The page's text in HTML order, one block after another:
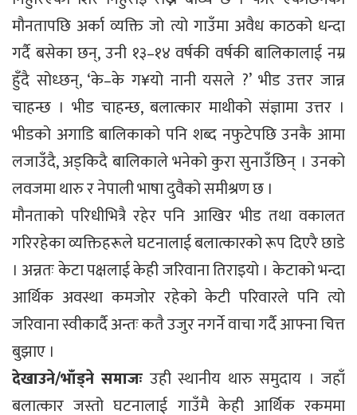
मौनतापछि अर्का व्यक्ति जो त्यो गाउँमा अवैध काठको धन्दा
गर्दै बसेका छन्, उनी १३–१४ वर्षकी वर्षकी बालिकालाई नम्र
हुँदै सोध्छन्, ‘के–के ग¥यो नानी यसले ?’ भीड उत्तर जान्न
चाहन्छ । भीड चाहन्छ, बलात्कार माथीको संज्ञामा उत्तर ।
भीडको अगाडि बालिकाको पनि शब्द नफुटेपछि उनकै आमा
लजाउँदै, अड्किदै बालिकाले भनेको कुरा सुनाउँछिन् । उनको
लवजमा थारु र नेपाली भाषा दुवैको समीश्रण छ ।
मौनताको परिधीभित्रै रहेर पनि आखिर भीड तथा वकालत
गरिरहेका व्यक्तिहरूले घटनालाई बलात्कारको रूप दिएरै छाडे
। अन्नतः केटा पक्षलाई केही जरिवाना तिराइयो । केटाको भन्दा
आर्थिक अवस्था कमजोर रहेको केटी परिवारले पनि त्यो
जरिवाना स्वीकार्दै अन्तः कतै उजुर नगर्ने वाचा गर्दै आफ्ना चित्त
बुझाए ।
देखाउने/भाँड्ने समाजः उही स्थानीय थारु समुदाय । जहाँ
बलात्कार जस्तो घटनालाई गाउँमै केही आर्थिक रकममा